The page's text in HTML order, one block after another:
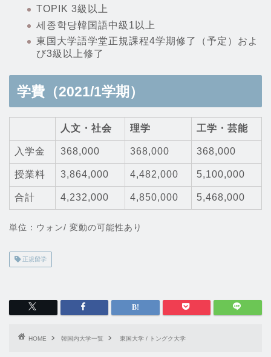
TOPIK 3級以上
세종학당韓国語中級1以上
東国大学語学堂正規課程4学期修了（予定）およ
び3級以上修了
学費（2021/1学期）
人文・社会 理学 工学・芸能
入学金 368,000 368,000 368,000
授業料 3,864,000 4,482,000 5,100,000
合計 4,232,000 4,850,000 5,468,000
単位：ウォン/ 変動の可能性あり
正規留学
HOME 韓国内大学一覧 東国大学 / トングク大学